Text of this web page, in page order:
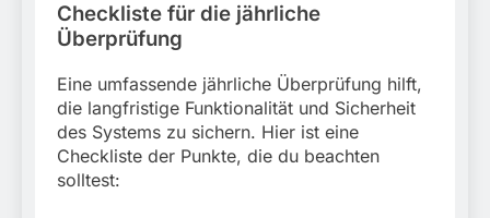
Checkliste für die jährliche
Überprüfung
Eine umfassende jährliche Überprüfung hilft,
die langfristige Funktionalität und Sicherheit
des Systems zu sichern. Hier ist eine
Checkliste der Punkte, die du beachten
solltest: